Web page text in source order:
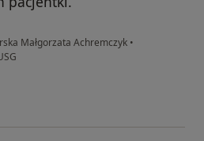
Małgorzata Achremczyk •